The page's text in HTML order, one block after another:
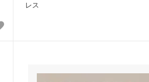
レス